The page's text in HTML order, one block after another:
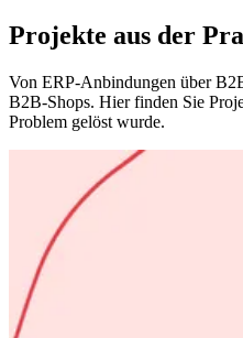
Projekte aus der
Von ERP-Anbindungen über
B2B-Shops. Hier finden Sie
Problem gelöst wurde.